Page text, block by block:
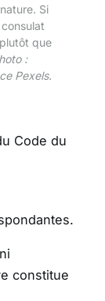
Si
que
:
Pexels.
Code du
constitue